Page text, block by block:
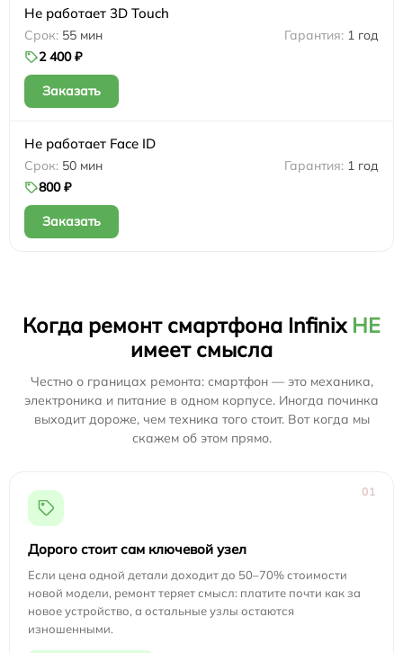
Не работает 3D Touch
55 мин
1 год
2 400 ₽
Заказать
Не работает Face ID
50 мин
1 год
800 ₽
Заказать
Когда ремонт смартфона Infinix НЕ
имеет смысла
Честно о границах ремонта: смартфон — это механика,
электроника и питание в одном корпусе. Иногда починка
выходит дороже, чем техника того стоит. Вот когда мы
скажем об этом прямо.
01
Дорого стоит сам ключевой узел
Если цена одной детали доходит до 50–70% стоимости
новой модели, ремонт теряет смысл: платите почти как за
новое устройство, а остальные узлы остаются
изношенными.